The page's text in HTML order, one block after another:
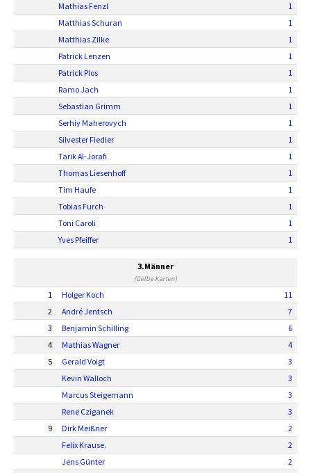
Mathias Fenzl
1
Matthias Schuran
1
Matthias Zilke
1
Patrick Lenzen
1
Patrick Plos
1
Ramo Jach
1
Sebastian Grimm
1
Serhiy Maherovych
1
Silvester Fiedler
1
Tarik Al-Jorafi
1
Thomas Liesenhoff
1
Tim Haufe
1
Tobias Furch
1
Toni Caroli
1
Yves Pfeiffer
1
3.Männer
(Gelbe Karten)
1 Holger Koch
11
2
André Jentsch
7
3
Benjamin Schilling
6
4
Mathias Wagner
4
5
Gerald Voigt
3
Kevin Walloch
3
Marcus Steigemann
3
Rene Cziganek
3
9
Dirk Meißner
2
Felix Krause.
2
Jens Günter
2